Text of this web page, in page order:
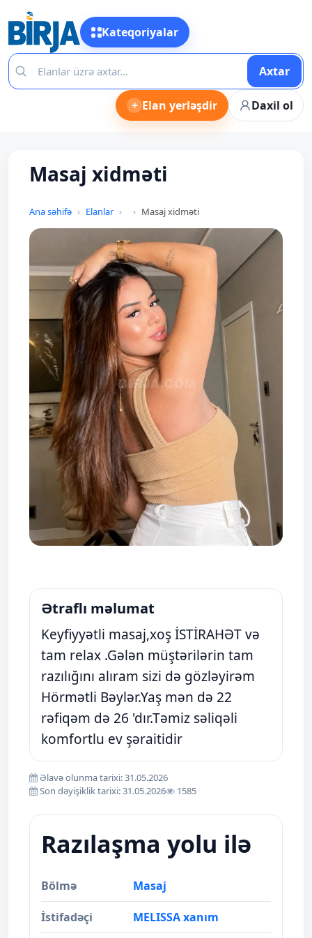
Kateqoriyalar
Axtar
+ Elan yerləşdir Daxil ol
Masaj xidməti
Ana səhifə Elanlar Masaj xidməti
Ətraflı məlumat
Keyfiyyətli masaj,xoş İSTİRAHƏT və
tam relax .Gələn müştərilərin tam
razılığını alıram sizi də gözləyirəm
Hörmətli Bəylər.Yaş mən də 22
rəfiqəm də 26 'dır.Təmiz səliqəli
komfortlu ev şəraitidir
Əlavə olunma tarixi: 31.05.2026
Son dəyişiklik tarixi: 31.05.2026
1585
Razılaşma yolu ilə
Bölmə Masaj
İstifadəçi MELISSA xanım